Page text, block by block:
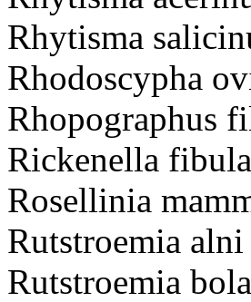
Rhytisma
Rhodoscypha
Rhopographus
Rickenella
Rosellinia
Rutstroemia
Rutstroemia